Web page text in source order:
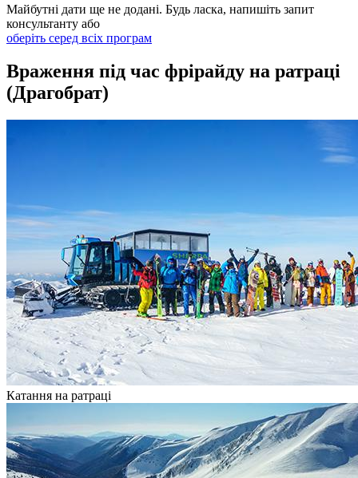
Майбутні дати ще не додані. Будь ласка, напишіть запит
консультанту або
оберіть серед всіх програм
Враження під час фрірайду на ратраці
(Драгобрат)
Катання на ратраці